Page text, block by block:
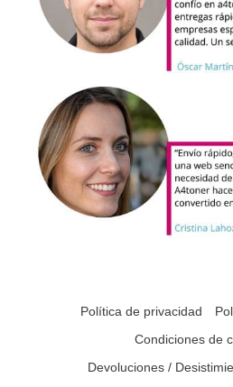
Política de privacidad
Condiciones de
Devoluciones /